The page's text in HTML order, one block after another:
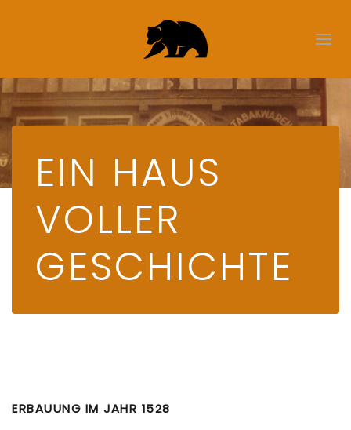
EIN HAUS
VOLLER
GESCHICHTE
ERBAUUNG IM JAHR 1528